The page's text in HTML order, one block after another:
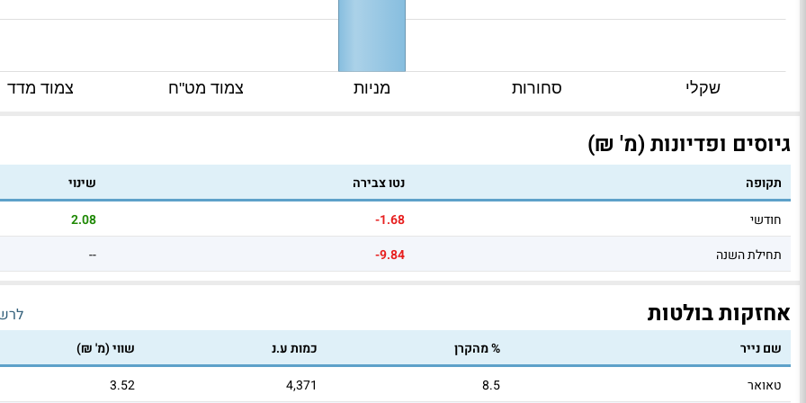
צמוד מדד צמוד מט"ח מניות סחורות שקלי
גיוסים ופדיונות (מ' ₪)
תקופה נטו צבירה
שינוי
חודשי
-1.68
2.08
תחילת השנה
-9.84
--
אחזקות בולטות
שם נייר % מהקרן כמות ע.נ
שווי (מ' ₪)
טאואר
8.5
4,371
3.52